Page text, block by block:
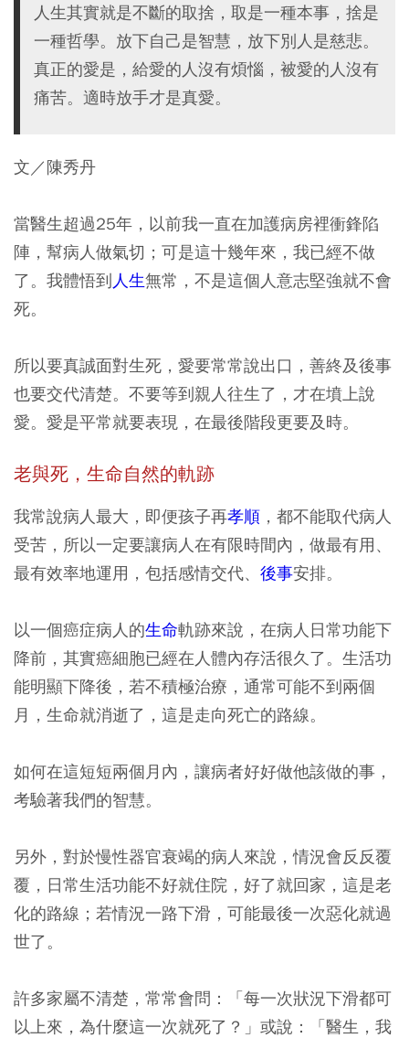
人生其實就是不斷的取捨，取是一種本事，捨是
一種哲學。放下自己是智慧，放下別人是慈悲。
真正的愛是，給愛的人沒有煩惱，被愛的人沒有
痛苦。適時放手才是真愛。
文／陳秀丹
當醫生超過25年，以前我一直在加護病房裡衝鋒陷
陣，幫病人做氣切；可是這十幾年來，我已經不做
了。我體悟到人生無常，不是這個人意志堅強就不會
死。
所以要真誠面對生死，愛要常常說出口，善終及後事
也要交代清楚。不要等到親人往生了，才在墳上說
愛。愛是平常就要表現，在最後階段更要及時。
老與死，生命自然的軌跡
我常說病人最大，即便孩子再孝順 ，都不能取代病人
受苦，所以一定要讓病人在有限時間內，做最有用、
最有效率地運用，包括感情交代、 後事安排。
以一個癌症病人的生命軌跡來說，在病人日常功能下
降前，其實癌細胞已經在人體內存活很久了。生活功
能明顯下降後，若不積極治療，通常可能不到兩個
月，生命就消逝了，這是走向死亡的路線。
如何在這短短兩個月內，讓病者好好做他該做的事，
考驗著我們的智慧。
另外，對於慢性器官衰竭的病人來說，情況會反反覆
覆，日常生活功能不好就住院，好了就回家，這是老
化的路線；若情況一路下滑，可能最後一次惡化就過
世了。
許多家屬不清楚，常常會問：「每一次狀況下滑都可
以上來，為什麼這一次就死了？」或說：「醫生，我